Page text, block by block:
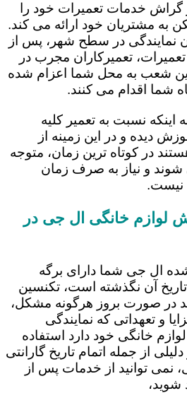
خدمات تعمیرات خود را
به مشتریان خود ارائه می کند.
نمایندگی در سطح شهر، پس از
تعمیرکاران مجرب در
شعب به محل شما اعزام شده
شما اقدام می کنند.
اینکه نسبت به تعمیر کلیه
دیده و در این زمینه از
در کوتاه ترین زمان، متوجه
و نیاز به صرف زمان
نیست.
خانگی ال جی در
ال جی شما دارای برگه
آن نگذشته است، تکنسین
در صورت بروز هرگونه مشکل،
و تعهداتی که نمایندگی
خانگی خود دارد استفاده
از جمله اتمام تاریخ گارانتی
نمی توانید از خدمات پس از